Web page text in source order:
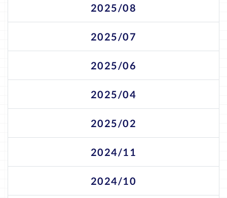
2025/08
2025/07
2025/06
2025/04
2025/02
2024/11
2024/10